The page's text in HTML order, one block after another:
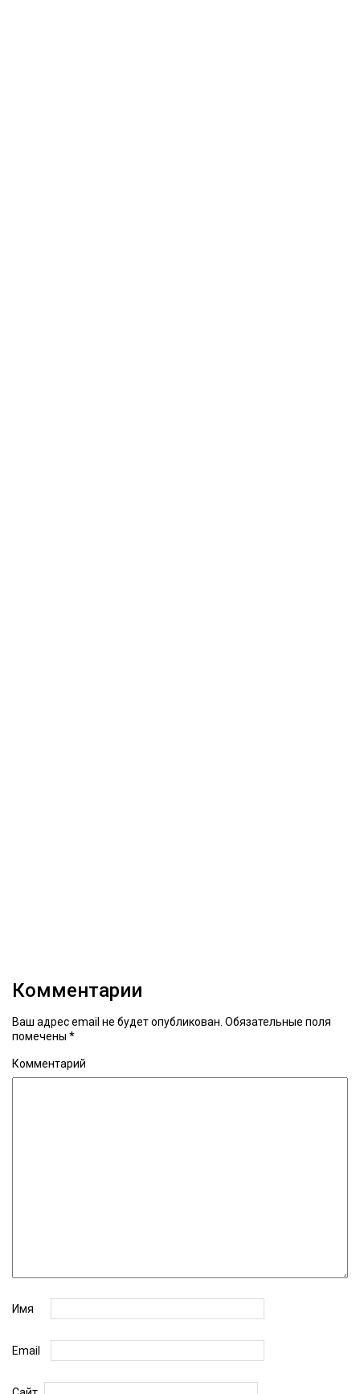
Комментарии
Ваш адрес email не будет опубликован. Обязательные поля
помечены *
Комментарий
Имя
Email